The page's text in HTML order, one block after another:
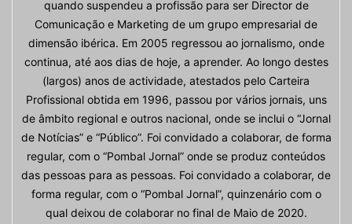
quando suspendeu a profissão para ser Director de
Comunicação e Marketing de um grupo empresarial de
dimensão ibérica. Em 2005 regressou ao jornalismo, onde
continua, até aos dias de hoje, a aprender. Ao longo destes
(largos) anos de actividade, atestados pelo Carteira
Profissional obtida em 1996, passou por vários jornais, uns
de âmbito regional e outros nacional, onde se inclui o “Jornal
de Notícias” e “Público”. Foi convidado a colaborar, de forma
regular, com o “Pombal Jornal” onde se produz conteúdos
das pessoas para as pessoas. Foi convidado a colaborar, de
forma regular, com o “Pombal Jornal”, quinzenário com o
qual deixou de colaborar no final de Maio de 2020.